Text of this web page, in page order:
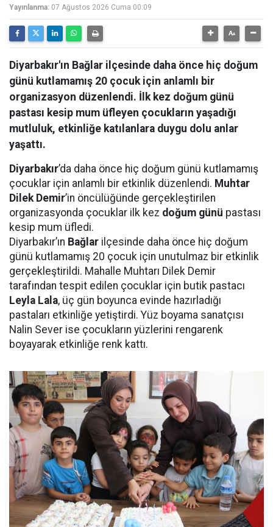
Yayınlanma: 07 Ağustos 2026 Cuma 00:09
Diyarbakır'ın Bağlar ilçesinde daha önce hiç doğum
günü kutlamamış 20 çocuk için anlamlı bir
organizasyon düzenlendi. İlk kez doğum günü
pastası kesip mum üfleyen çocukların yaşadığı
mutluluk, etkinliğe katılanlara duygu dolu anlar
yaşattı.
Diyarbakır’da daha önce hiç doğum günü kutlamamış
çocuklar için anlamlı bir etkinlik düzenlendi. Muhtar
Dilek Demir’in öncülüğünde gerçekleştirilen
organizasyonda çocuklar ilk kez doğum günü pastası
kesip mum üfledi.
Diyarbakır’ın Bağlar ilçesinde daha önce hiç doğum
günü kutlamamış 20 çocuk için unutulmaz bir etkinlik
gerçekleştirildi. Mahalle Muhtarı Dilek Demir
tarafından tespit edilen çocuklar için butik pastacı
Leyla Lala, üç gün boyunca evinde hazırladığı
pastaları etkinliğe yetiştirdi. Yüz boyama sanatçısı
Nalin Sever ise çocukların yüzlerini rengarenk
boyayarak etkinliğe renk kattı.